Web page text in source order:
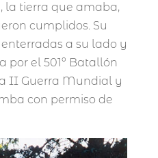
la tierra que amaba,
cumplidos. Su
a su lado y
por el 501º Batallón
II Guerra Mundial y
con permiso de